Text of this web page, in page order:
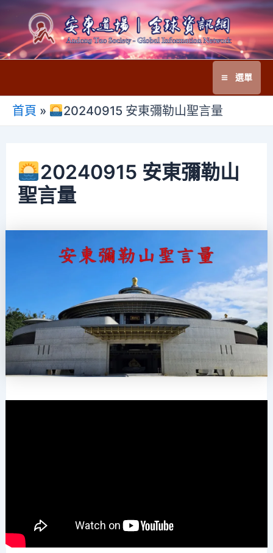
至
主
Main
選單
首頁 » 20240915 安東彌勒山聖言量
20240915 安東彌勒山
聖言量